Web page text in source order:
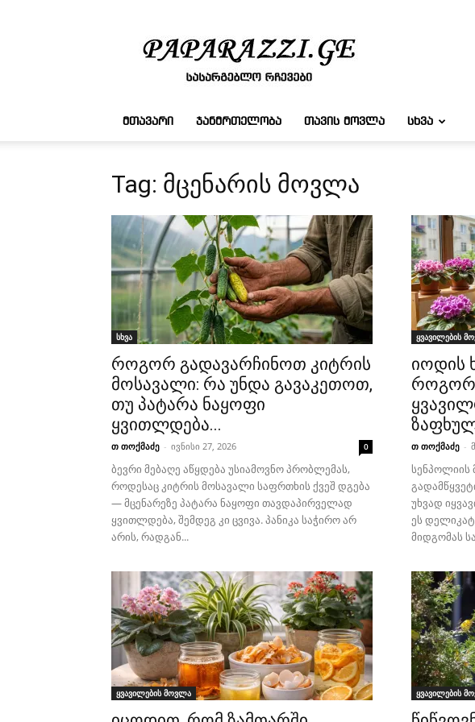
რჩევები
ᲛᲗᲐᲕᲐᲠᲘ ᲯᲐᲜᲛᲠᲗᲔᲚᲝᲑᲐ ᲗᲐᲕᲘᲡ ᲛᲝᲕᲚᲐ ᲡᲮᲕᲐ
Tag: მცენარის მოვლა
სხვა
როგორ გადავარჩინოთ კიტრის
მოსავალი: რა უნდა გავაკეთოთ,
თუ პატარა ნაყოფი
ყვითლდება...
თ თოქმაძე - ივნისი 27, 2026 0
ბევრი მებაღე აწყდება უსიამოვნო პრობლემას,
როდესაც კიტრის მოსავალი საფრთხის ქვეშ დგება
— მცენარეზე პატარა ნაყოფი თავდაპირველად
ყვითლდება, შემდეგ კი ცვივა. პანიკა საჭირო არ
არის, რადგან...
ყვავილების
იოდის
როგორ
თ თოქმაძე -
სენპოლიის
უხვად
ეს
მიდგომას
ყვავილების მოვლა ყვავილების